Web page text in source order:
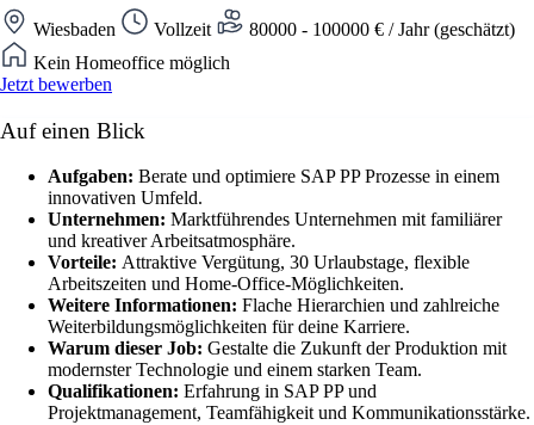
Wiesbaden Vollzeit
80000 - 100000 € / Jahr (geschätzt)
Kein Homeoffice möglich
Jetzt bewerben
Auf einen Blick
Aufgaben: Berate und optimiere SAP PP Prozesse in einem
innovativen Umfeld.
Unternehmen: Marktführendes Unternehmen mit familiärer
und kreativer Arbeitsatmosphäre.
Vorteile: Attraktive Vergütung, 30 Urlaubstage, flexible
Arbeitszeiten und Home-Office-Möglichkeiten.
Weitere Informationen: Flache Hierarchien und zahlreiche
Weiterbildungsmöglichkeiten für deine Karriere.
Warum dieser Job: Gestalte die Zukunft der Produktion mit
modernster Technologie und einem starken Team.
Qualifikationen: Erfahrung in SAP PP und
Projektmanagement, Teamfähigkeit und Kommunikationsstärke.